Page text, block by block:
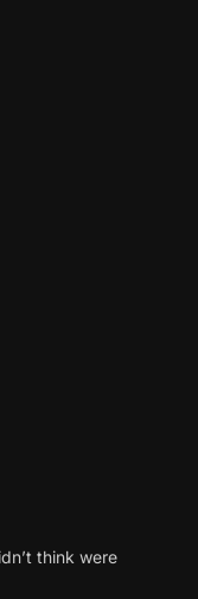
think were